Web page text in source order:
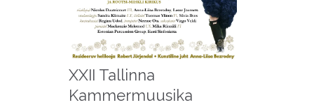
XXII Tallinna
Kammermuusika